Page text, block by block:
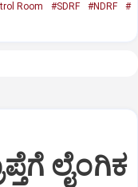
Room #SDRF #NDRF
#
ಲೈಂಗಿಕ